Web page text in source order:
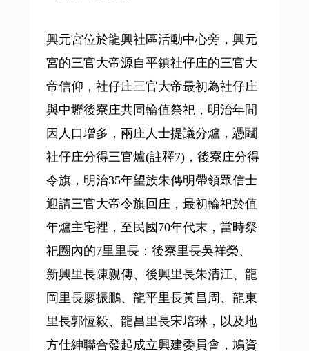
興元宮位於龍興社區活動中心旁，興元
宮的三官大帝源自平鎮社仔庄的三官大
帝信仰，社仔庄三官大帝最初為社仔庄
與中壢後寮庄共同輪值祭祀，明治年間
因人口增多，兩庄人士提議分爐，憑鬮
社仔庄分得三官爐(註釋7)，後寮庄分得
令旗，明治35年望族朱傳明帶領眾信士
迎請三官大帝令旗回庄，最初輪祀於值
年爐主宅裡，至民國70年代末，當時祭
祀圈內的7里里長：後寮里長吳祥榮、
新興里長陳親傳、後興里長朱清江、龍
岡里長廖振鵬、龍平里長黃昌周、龍東
里長郭恆毅、龍昌里長宋培琳，以及地
方仕紳聯合發起成立興建委員會，鳩資